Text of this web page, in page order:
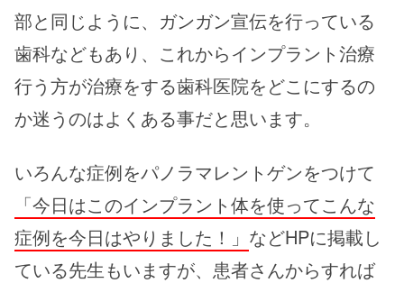
部と同じように、ガンガン宣伝を行っている
歯科などもあり、これからインプラント治療
行う方が治療をする歯科医院をどこにするの
か迷うのはよくある事だと思います。
いろんな症例をパノラマレントゲンをつけて
「今日はこのインプラント体を使ってこんな
症例を今日はやりました！」 などHPに掲載し
ている先生もいますが、患者さんからすれば